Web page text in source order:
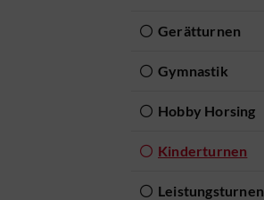
Gerätturnen
Gymnastik
Hobby Horsing
Kinderturnen
Leistungsturnen